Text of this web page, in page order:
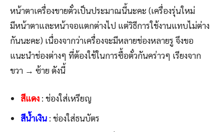
หน้าตาเครื่องขายตั๋วเป็นประมาณนี้นะคะ (เครื่องรุ่นใหม่
มีหน้าตาและหน้าจอแตกต่างไป แต่วิธีการใช้งานแทบไม่ต่าง
กันนะคะ) เนื่องจากว่าเครื่องจะมีหลายช่องหลายรู จึงขอ
แนะนำช่องต่างๆ ที่ต้องใช้ในการซื้อตั๋วกันคร่าวๆ เรียงจาก
ขวา → ซ้าย ดังนี้
สีแดง : ช่องใส่เหรียญ
สีน้ำเงิน : ช่องใส่ธนบัตร